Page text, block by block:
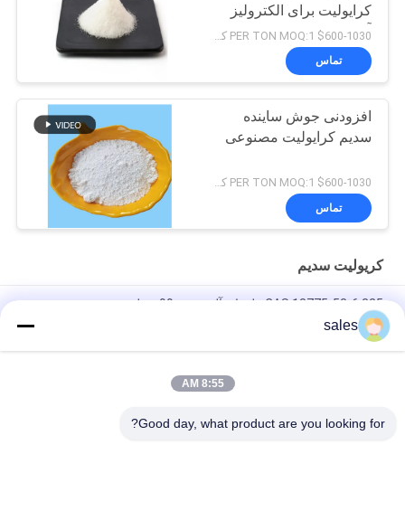
کرایولیت برای الکترولیز
آلومینیوم
$600-1030 PER TON MOQ:1 کیلوگرم
تماس
افزودنی جوش ساینده
سدیم کرایولیت مصنوعی
$600-1030 PER TON MOQ:1 کیلوگرم
تماس
کریولیت سدیم
CAS 13775-53-6 325 فلوراید آلومینیوم 99٪ خلوص مصنوعی
کریولیت
بیش از 1000 مش سدیم Cryolite CAS 13775-53-6 درجه صنعتی
وزن مولکولی 209.94 کریولیت سدیم ترکیب شیمیایی محلول در آب
sales
8:55 AM
Good day, what product are you looking for?